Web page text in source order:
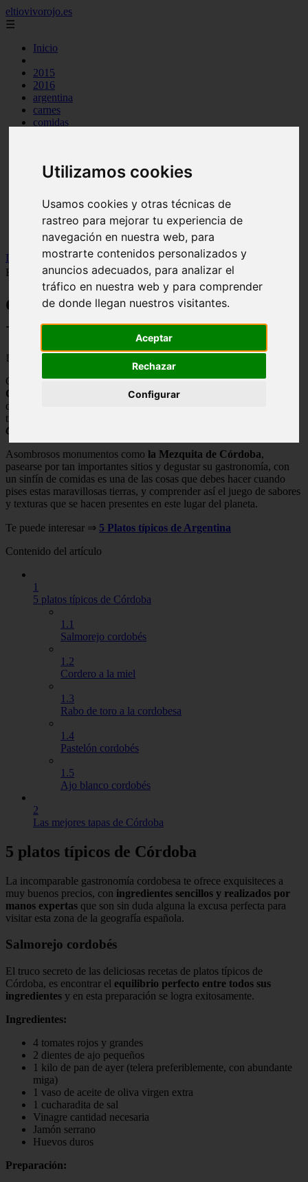
Utilizamos cookies
Usamos cookies y otras técnicas de
rastreo para mejorar tu experiencia de
navegación en nuestra web, para
mostrarte contenidos personalizados y
anuncios adecuados, para analizar el
tráfico en nuestra web y para comprender
de donde llegan nuestros visitantes.
Aceptar
Rechazar
Configurar
eltiovivorojo.es
☰
Inicio
2015
2016
argentina
carnes
comidas
otros
reposteria
venezuela
verduras
Inicio recetas > Comidas típicas de Córdoba (España) 【 + 5
Recetas Sencillas 】
Comidas típicas de Córdoba (España) 【
+ 5 Recetas Sencillas 】
📅 08/05/2025
Con aproximadamente330.000 habitantes la milenaria ciudad de
Córdoba
, cuenta con hermosos lugares que te invitan visitar. Miles
de turistas de todos los rincones del mundo se animan a realizar
turismo en diferentes épocas del año, pues las
Córdoba
Asombrosos monumentos como la Mezquita de Córdoba,
pasearse por tan importantes sitios y degustar su gastronomía, con
un sinfín de comidas es una de las cosas que debes hacer cuando
pises estas maravillosas tierras, y comprender así el juego de sabores
y texturas que se hacen presentes en este lugar del planeta.
Te puede interesar ⇒ 5 Platos típicos de Argentina
Contenido del artículo
1
5 platos típicos de Córdoba
1.1
Salmorejo cordobés
1.2
Cordero a la miel
1.3
Rabo de toro a la cordobesa
1.4
Pastelón cordobés
1.5
Ajo blanco cordobés
2
Las mejores tapas de Córdoba
5 platos típicos de Córdoba
La incomparable gastronomía cordobesa te ofrece exquisiteces a
muy buenos precios, con ingredientes sencillos y realizados por
manos expertas que son sin duda alguna la excusa perfecta para
visitar esta zona de la geografía española.
Salmorejo cordobés
El truco secreto de las deliciosas recetas de platos típicos de
Córdoba, es encontrar el equilibrio perfecto entre todos sus
ingredientes y en esta preparación se logra exitosamente.
Ingredientes:
4 tomates rojos y grandes
2 dientes de ajo pequeños
1 kilo de pan de ayer (telera preferiblemente, con abundante
miga)
1 vaso de aceite de oliva virgen extra
1 cucharadita de sal
Vinagre cantidad necesaria
Jamón serrano
Huevos duros
Preparación: